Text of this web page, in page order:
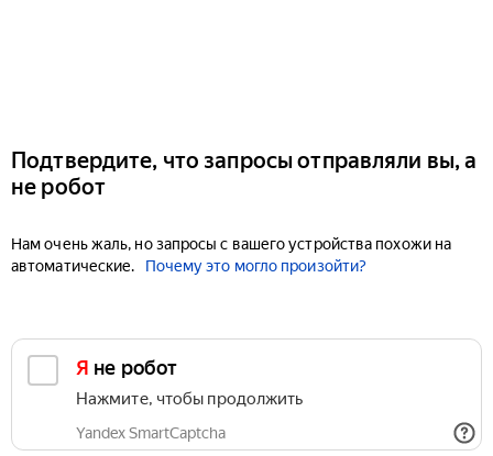
Подтвердите, что запросы отправляли вы, а
не робот
Нам очень жаль, но запросы с вашего устройства похожи на
автоматические.
Почему это могло произойти?
Я не робот
Нажмите, чтобы продолжить
Yandex SmartCaptcha